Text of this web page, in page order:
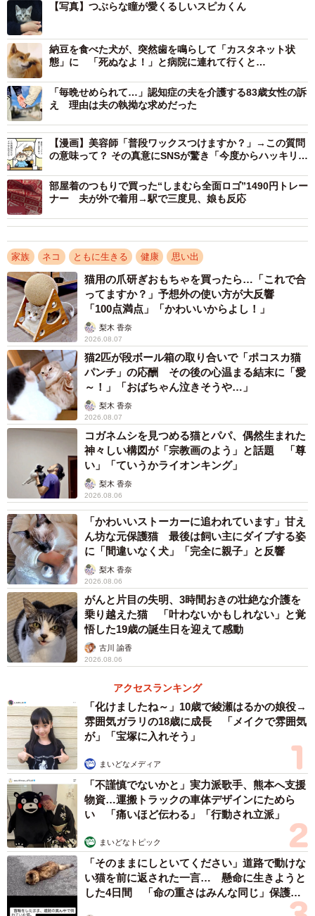
ったことから、ペットショップへ。生後4カ月ほどのスピカ
くんは人懐っこく、好奇心旺盛な子猫だった。
2/14
出会った日
しかし、売れ残り扱いされており、生体価格は他の猫より
も驚くほど安かったそうだ。このまま、飼い主が見つから
なかったら…。そう思い、お迎えを決意。スピカくんとの
生活がスタートした。
スピカくんは、おおらかな性格。掃除機の音やインターホ
ンなどに動じず、シェアハウスしていたころは、家を出入
りする誰にでも友好的だった。
【写真】つぶらな瞳が愛くるしいスピカくん
納豆を食べた犬が、突然歯を鳴らして「カスタネット状
態」に 「死ぬなよ！」と病院に連れて行くと…
「毎晩せめられて…」認知症の夫を介護する83歳女性の訴
え 理由は夫の執拗な求めだった
【漫画】美容師「普段ワックスつけますか？」→この質問
の意味って？ その真意にSNSが驚き「今度からハッキリ言
部屋着のつもりで買った“しまむら全面ロゴ”1490円トレー
ナー 夫が外で着用→駅で三度見、娘も反応
家族 ネコ ともに生きる 健康 思い出
猫用の爪研ぎおもちゃを買ったら…「これで合
ってますか？」予想外の使い方が大反響
「100点満点」「かわいいからよし！」
梨木 香奈
2026.08.07
猫2匹が段ボール箱の取り合いで「ポコスカ猫
パンチ」の応酬 その後の心温まる結末に「愛
～！」「おばちゃん泣きそうや…」
梨木 香奈
2026.08.07
コガネムシを見つめる猫とパパ、偶然生まれた
神々しい構図が「宗教画のよう」と話題 「尊
い」「ていうかライオンキング」
梨木 香奈
2026.08.06
「かわいいストーカーに追われています」甘え
ん坊な元保護猫 最後は飼い主にダイブする姿
に「間違いなく犬」「完全に親子」と反響
梨木 香奈
2026.08.06
がんと片目の失明、3時間おきの壮絶な介護を
乗り越えた猫 「叶わないかもしれない」と覚
悟した19歳の誕生日を迎えて感動
古川 諭香
2026.08.06
アクセスランキング
「化けましたね～」10歳で綾瀬はるかの娘役→
雰囲気ガラリの18歳に成長 「メイクで雰囲気
が」「宝塚に入れそう」
まいどなメディア
「不謹慎でないかと」実力派歌手、熊本へ支援
物資…運搬トラックの車体デザインにためら
い 「痛いほど伝わる」「行動され立派」
まいどなトピック
「そのままにしといてください」道路で動けな
い猫を前に返された一言… 懸命に生きようと
した4日間 「命の重さはみんな同じ」保護団